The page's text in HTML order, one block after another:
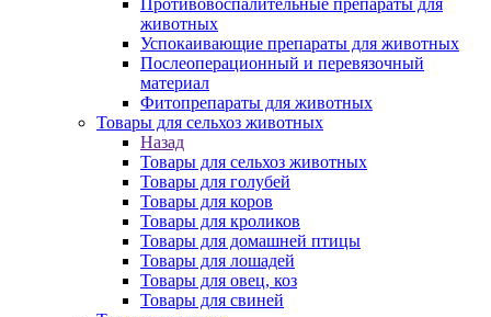
Противовоспалительные препараты для
животных
Успокаивающие препараты для животных
Послеоперационный и перевязочный
материал
Фитопрепараты для животных
Товары для сельхоз животных
Назад
Товары для сельхоз животных
Товары для голубей
Товары для коров
Товары для кроликов
Товары для домашней птицы
Товары для лошадей
Товары для овец, коз
Товары для свиней